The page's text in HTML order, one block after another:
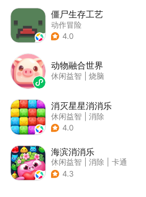
僵尸生存工艺
动作冒险
4.0
动物融合世界
休闲益智 烧脑
消灭星星消消乐
休闲益智
消除
4.0
海滨消消乐
休闲益智 消除
卡通
| 乐元素
4.3